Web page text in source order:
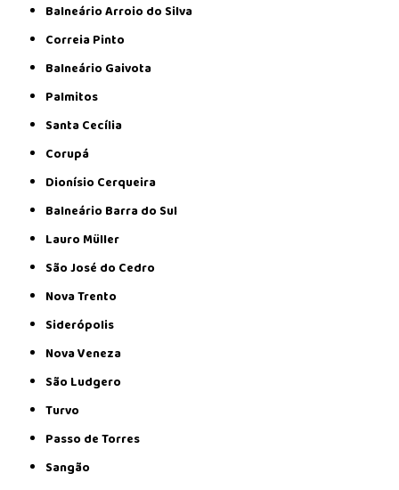
Balneário Arroio do Silva
Correia Pinto
Balneário Gaivota
Palmitos
Santa Cecília
Corupá
Dionísio Cerqueira
Balneário Barra do Sul
Lauro Müller
São José do Cedro
Nova Trento
Siderópolis
Nova Veneza
São Ludgero
Turvo
Passo de Torres
Sangão